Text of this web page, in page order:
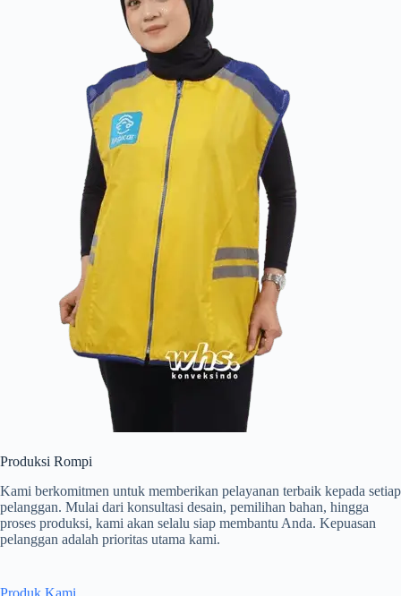
Produksi Rompi
Kami berkomitmen untuk memberikan pelayanan terbaik kepada setiap
pelanggan. Mulai dari konsultasi desain, pemilihan bahan, hingga
proses produksi, kami akan selalu siap membantu Anda. Kepuasan
pelanggan adalah prioritas utama kami.
Produk Kami